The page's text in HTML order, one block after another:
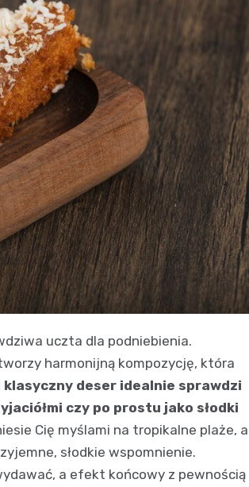
uczta dla podniebienia.
harmonijną kompozycję, która
klasyczny deser idealnie sprawdzi
czy po prostu jako słodki
Cię myślami na tropikalne plaże, a
słodkie wspomnienie.
a efekt końcowy z pewnością